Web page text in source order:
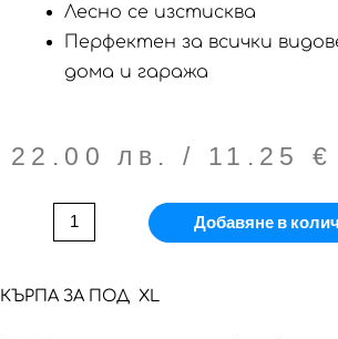
Лесно се изстисква
Перфектен за всички
дома и гаража
22.00лв. / 11.25 €
Добавяне в
КЪРПА ЗА ПОД XL